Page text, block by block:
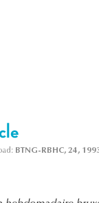
BTNG-RBHC, 24,